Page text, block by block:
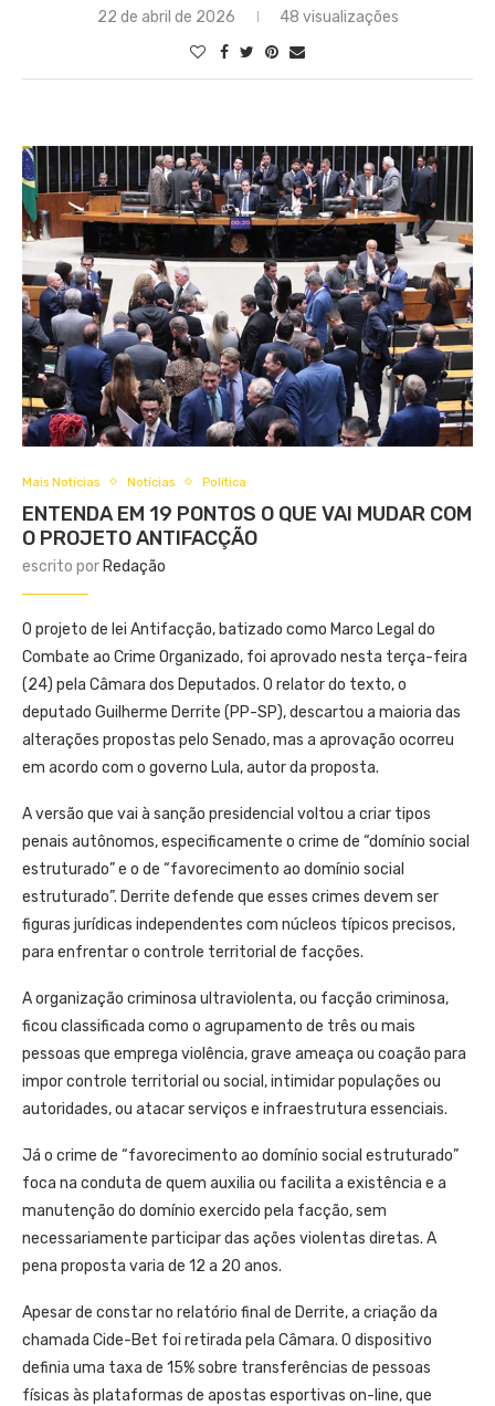
22 de abril de 2026 48 visualizações
Mais Notícias Notícias Política
ENTENDA EM 19 PONTOS O QUE VAI MUDAR COM
O PROJETO ANTIFACÇÃO
escrito por Redação
O projeto de lei Antifacção, batizado como Marco Legal do
Combate ao Crime Organizado, foi aprovado nesta terça-feira
(24) pela Câmara dos Deputados. O relator do texto, o
deputado Guilherme Derrite (PP-SP), descartou a maioria das
alterações propostas pelo Senado, mas a aprovação ocorreu
em acordo com o governo Lula, autor da proposta.
A versão que vai à sanção presidencial voltou a criar tipos
penais autônomos, especificamente o crime de “domínio social
estruturado” e o de “favorecimento ao domínio social
estruturado”. Derrite defende que esses crimes devem ser
figuras jurídicas independentes com núcleos típicos precisos,
para enfrentar o controle territorial de facções.
A organização criminosa ultraviolenta, ou facção criminosa,
ficou classificada como o agrupamento de três ou mais
pessoas que emprega violência, grave ameaça ou coação para
impor controle territorial ou social, intimidar populações ou
autoridades, ou atacar serviços e infraestrutura essenciais.
Já o crime de “favorecimento ao domínio social estruturado”
foca na conduta de quem auxilia ou facilita a existência e a
manutenção do domínio exercido pela facção, sem
necessariamente participar das ações violentas diretas. A
pena proposta varia de 12 a 20 anos.
Apesar de constar no relatório final de Derrite, a criação da
chamada Cide-Bet foi retirada pela Câmara. O dispositivo
definia uma taxa de 15% sobre transferências de pessoas
físicas às plataformas de apostas esportivas on-line, que